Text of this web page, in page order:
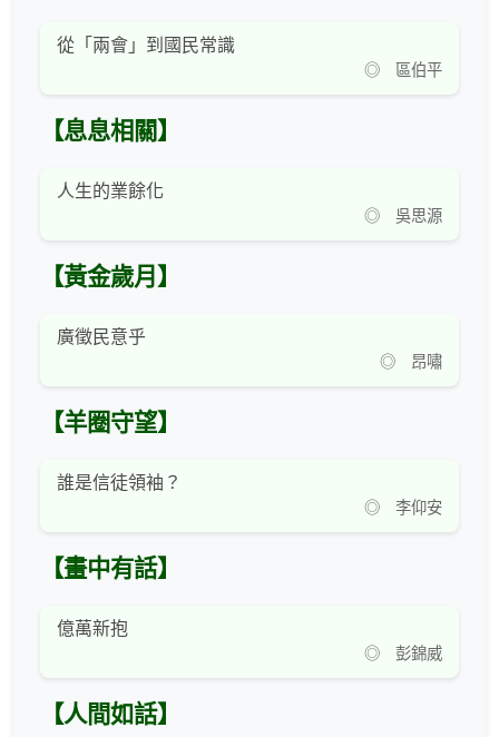
從「兩會」到國民常識
◎ 區伯平
【息息相關】
人生的業餘化
◎ 吳思源
【黃金歲月】
廣徵民意乎
◎ 昂嘯
【羊圈守望】
誰是信徒領袖？
◎ 李仰安
【畫中有話】
億萬新抱
◎ 彭錦威
【人間如話】